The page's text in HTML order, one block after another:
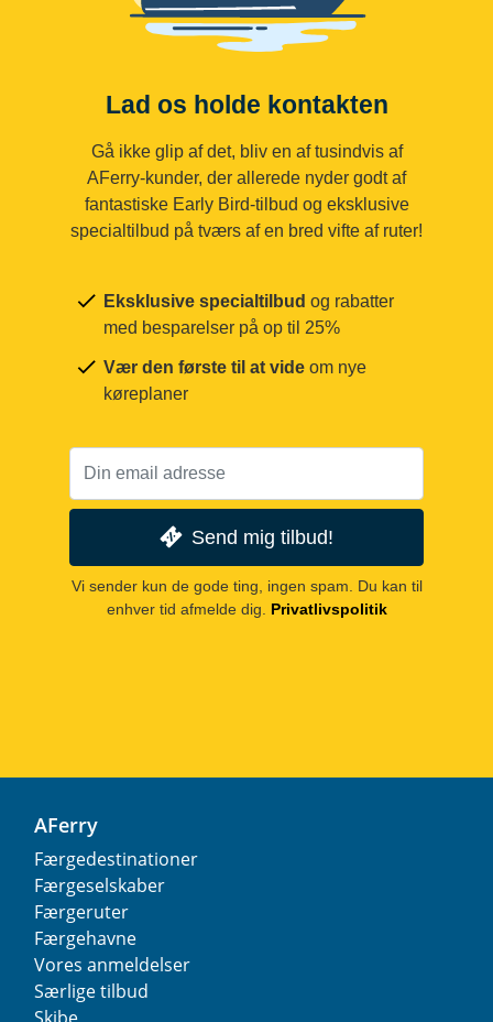
Lad os holde kontakten
Gå ikke glip af det, bliv en af tusindvis af
AFerry-kunder, der allerede nyder godt af
fantastiske Early Bird-tilbud og eksklusive
specialtilbud på tværs af en bred vifte af ruter!
Eksklusive specialtilbud og rabatter
med besparelser på op til 25%
Vær den første til at vide om nye
køreplaner
Send mig tilbud!
Vi sender kun de gode ting, ingen spam. Du kan til
enhver tid afmelde dig.
Privatlivspolitik
AFerry
Færgedestinationer
Færgeselskaber
Færgeruter
Færgehavne
Vores anmeldelser
Særlige tilbud